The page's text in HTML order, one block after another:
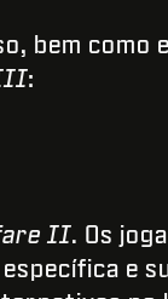
bem como
:
II. Os
e